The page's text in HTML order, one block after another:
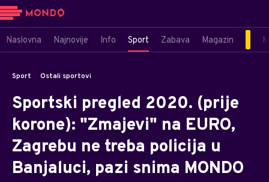
Naslovna Najnovije Info Sport Zabava Magazin
Sport Ostali sportovi
Sportski pregled 2020. (prije
korone): "Zmajevi" na EURO,
Zagrebu ne treba policija u
Banjaluci, pazi snima MONDO